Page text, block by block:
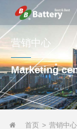
营销中心
Marketing
 首页 > 营销中心